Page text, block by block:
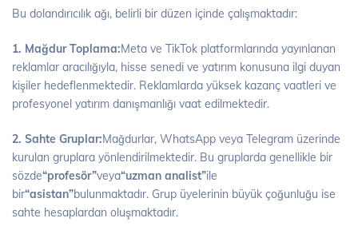
Bu dolandırıcılık ağı, belirli bir düzen içinde çalışmaktadır:
1. Mağdur Toplama:Meta ve TikTok platformlarında yayınlanan
reklamlar aracılığıyla, hisse senedi ve yatırım konusuna ilgi duyan
kişiler hedeflenmektedir. Reklamlarda yüksek kazanç vaatleri ve
profesyonel yatırım danışmanlığı vaat edilmektedir.
2. Sahte Gruplar:Mağdurlar, WhatsApp veya Telegram üzerinde
kurulan gruplara yönlendirilmektedir. Bu gruplarda genellikle bir
sözde“profesör”veya“uzman analist”ile
bir“asistan”bulunmaktadır. Grup üyelerinin büyük çoğunluğu ise
sahte hesaplardan oluşmaktadır.